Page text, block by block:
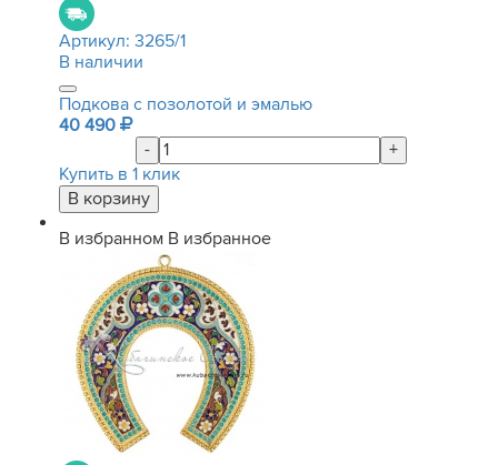
Артикул: 3265/1
В наличии
Подкова с позолотой и эмалью
40 490
-
+
Купить в 1 клик
В избранном В избранное